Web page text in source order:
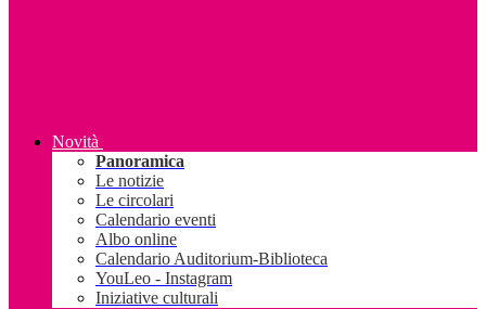
Novità
Panoramica
Le notizie
Le circolari
Calendario eventi
Albo online
Calendario Auditorium-Biblioteca
YouLeo - Instagram
Iniziative culturali